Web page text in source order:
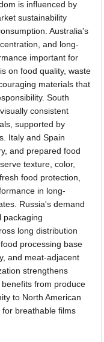
is influenced by
sustainability
Australia's
and long-
important for
on food quality, waste
materials that
South
consistent
supported by
Italy and Spain
and prepared food
texture, color,
food protection,
in long-
Russia's demand
packaging
long distribution
processing base
and meat-adjacent
strengthens
from produce
to North American
breathable films